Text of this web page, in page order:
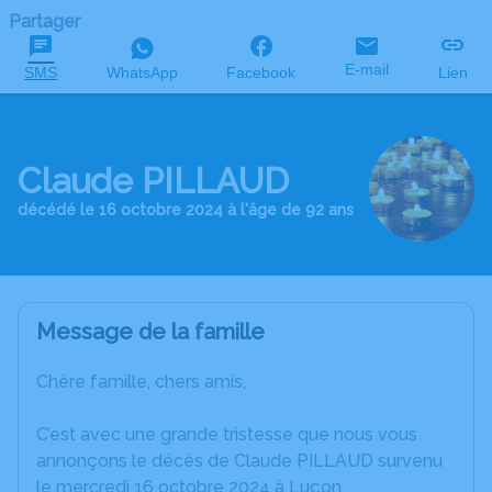
Partager
SMS WhatsApp Facebook E-mail Lien
Claude PILLAUD
décédé le 16 octobre 2024 à l'âge de 92 ans
Message de la famille
Chère famille, chers amis,
C’est avec une grande tristesse que nous vous
annonçons le décès de Claude PILLAUD survenu
le mercredi 16 octobre 2024 à Luçon.